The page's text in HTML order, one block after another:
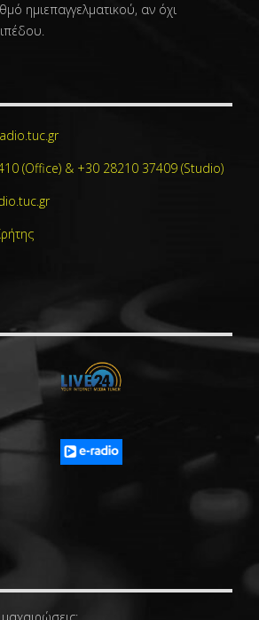
ημιεπαγγελματικού, αν όχι
(Office) & +30 28210 37409 (Studio)